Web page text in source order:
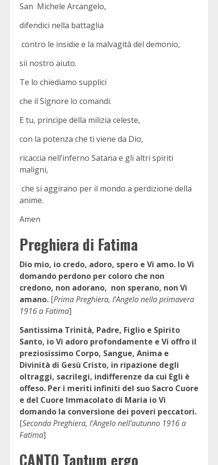
San Michele Arcangelo,
difendici nella battaglia
contro le insidie e la malvagità del demonio,
sii nostro aiuto.
Te lo chiediamo supplici
che il Signore lo comandi.
E tu, principe della milizia celeste,
con la potenza che ti viene da Dio,
ricaccia nell’inferno Satana e gli altri spiriti
maligni,
che si aggirano per il mondo a perdizione della
anime.
Amen
Preghiera di Fatima
Dio mio, io credo, adoro, spero e Vi amo. Io Vi
domando perdono per coloro che non
credono, non adorano, non sperano, non Vi
amano. [Prima Preghiera, l’Angelo nella primavera
1916 a Fatima]
Santissima Trinità, Padre, Figlio e Spirito
Santo, io Vi adoro profondamente e Vi offro il
preziosissimo Corpo, Sangue, Anima e
Divinità di Gesù Cristo, in ripazione degli
oltraggi, sacrilegi, indifferenze da cui Egli è
offeso. Per i meriti infiniti del suo Sacro Cuore
e del Cuore Immacolato di Maria io Vi
domando la conversione dei poveri peccatori.
[Seconda Preghiera, l’Angelo nell’autunno 1916 a
Fatima]
CANTO Tantum ergo